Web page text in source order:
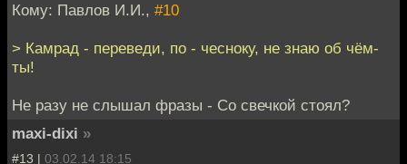
Кому: Павлов И.И., #10
> Камрад - переведи, по - чесноку, не знаю об чём-
ты!
Не разу не слышал фразы - Со свечкой стоял?
maxi-dixi »
#13 | 03.02.14 18:15